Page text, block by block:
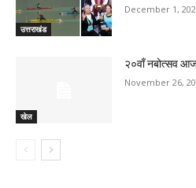
उत्तराखंड
December 1,
खेल
२०वाँ नबोत्सव
November 26,